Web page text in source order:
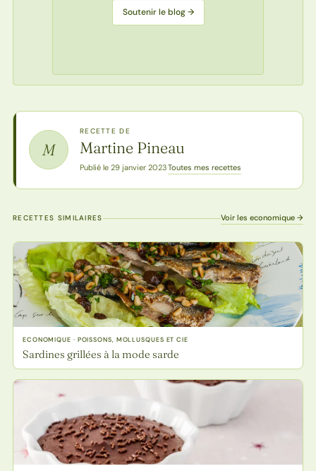
Soutenir le blog →
M
RECETTE DE
Martine Pineau
Publié le 29 janvier 2023·Toutes mes recettes
RECETTES SIMILAIRES Voir les economique →
ECONOMIQUE · POISSONS, MOLLUSQUES ET CIE
Sardines grillées à la mode sarde